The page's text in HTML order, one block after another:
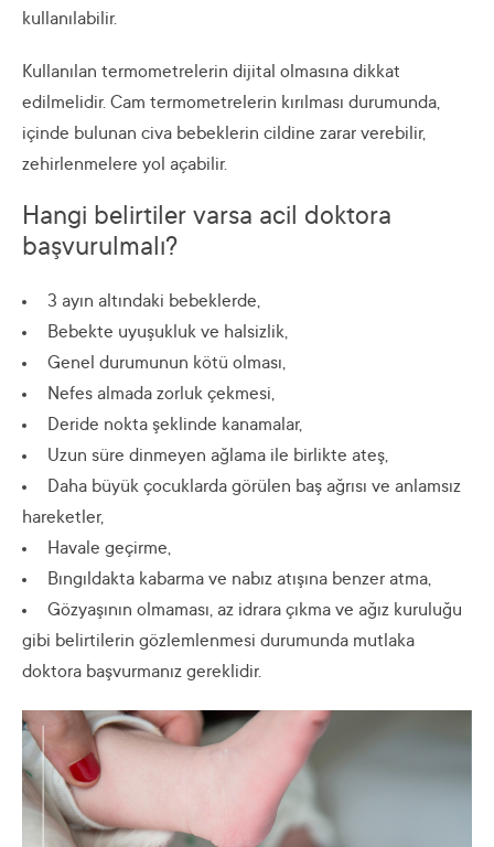
kullanılabilir.
Kullanılan termometrelerin dijital olmasına dikkat
edilmelidir. Cam termometrelerin kırılması durumunda,
içinde bulunan civa bebeklerin cildine zarar verebilir,
zehirlenmelere yol açabilir.
Hangi belirtiler varsa acil doktora
başvurulmalı?
3 ayın altındaki bebeklerde,
Bebekte uyuşukluk ve halsizlik,
Genel durumunun kötü olması,
Nefes almada zorluk çekmesi,
Deride nokta şeklinde kanamalar,
Uzun süre dinmeyen ağlama ile birlikte ateş,
Daha büyük çocuklarda görülen baş ağrısı ve anlamsız
hareketler,
Havale geçirme,
Bıngıldakta kabarma ve nabız atışına benzer atma,
Gözyaşının olmaması, az idrara çıkma ve ağız kuruluğu
gibi belirtilerin gözlemlenmesi durumunda mutlaka
doktora başvurmanız gereklidir.